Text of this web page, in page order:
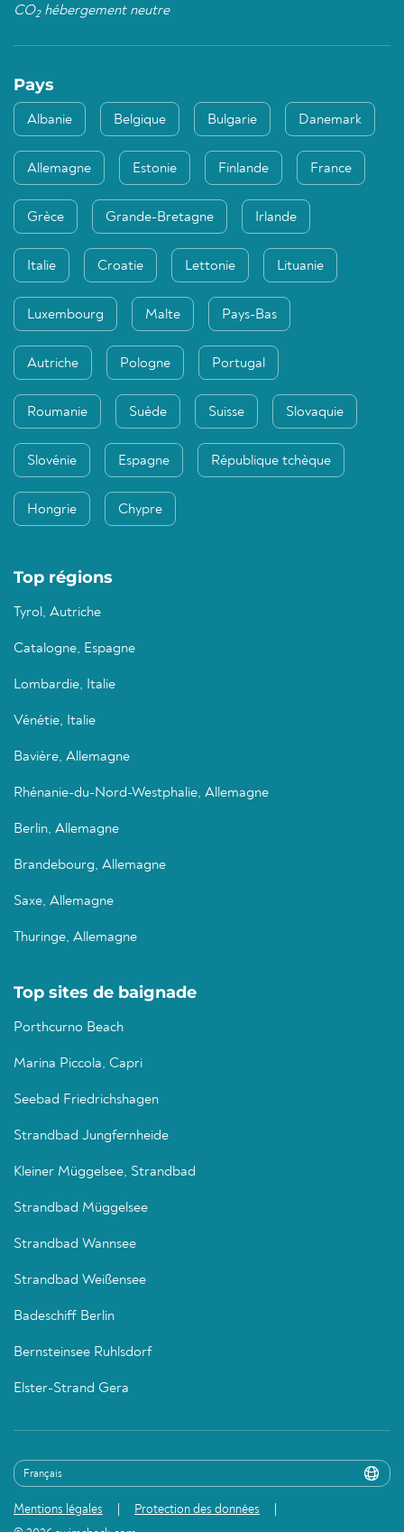
CO2hébergement neutre
Pays
Albanie Belgique Bulgarie Danemark
Allemagne Estonie Finlande France
Grèce Grande-Bretagne Irlande
Italie Croatie Lettonie Lituanie
Luxembourg Malte Pays-Bas
Autriche Pologne Portugal
Roumanie Suède Suisse Slovaquie
Slovénie Espagne République tchèque
Hongrie Chypre
Top régions
Tyrol, Autriche
Catalogne, Espagne
Lombardie, Italie
Vénétie, Italie
Bavière, Allemagne
Rhénanie-du-Nord-Westphalie, Allemagne
Berlin, Allemagne
Brandebourg, Allemagne
Saxe, Allemagne
Thuringe, Allemagne
Top sites de baignade
Porthcurno Beach
Marina Piccola, Capri
Seebad Friedrichshagen
Strandbad Jungfernheide
Kleiner Müggelsee, Strandbad
Strandbad Müggelsee
Strandbad Wannsee
Strandbad Weißensee
Badeschiff Berlin
Bernsteinsee Ruhlsdorf
Elster-Strand Gera
Mentions légales
Protection des données